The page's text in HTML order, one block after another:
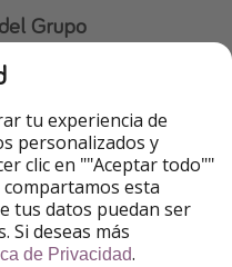
Grupo
tu experiencia de
personalizados y
clic en ""Aceptar todo""
esta
tus datos puedan ser
Si deseas más
de Privacidad.